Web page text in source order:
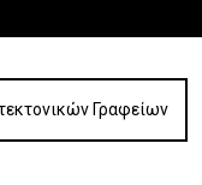
Γραφείων